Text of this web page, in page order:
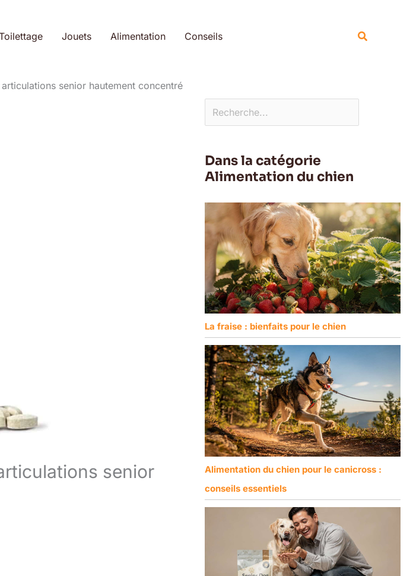
Jouets Alimentation Conseils
senior hautement concentré
senior
Dans la catégorie
Alimentation du chien
La fraise : bienfaits pour le chien
Alimentation du chien pour le canicross :
conseils essentiels